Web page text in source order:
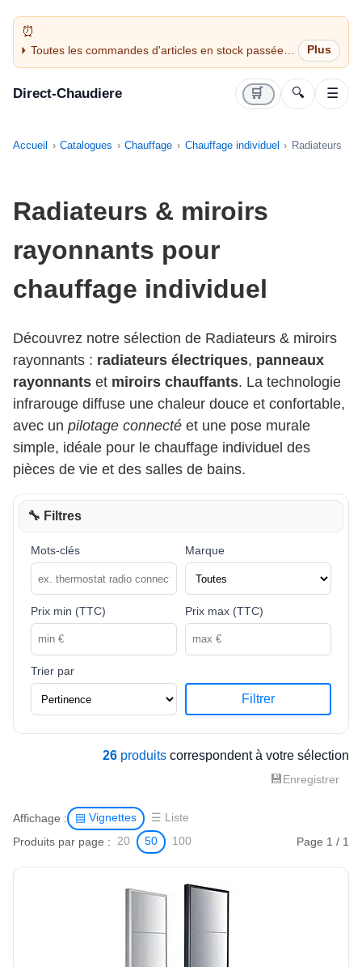
Toutes les commandes d'articles en stock passées
avant 14H sont expédiées le jour même (jours
Direct-Chaudiere 🛒 🔍 ☰
Accueil Catalogues Chauffage Chauffage individuel Radiateurs
Radiateurs & miroirs
rayonnants pour
chauffage individuel
Découvrez notre sélection de Radiateurs & miroirs
rayonnants : radiateurs électriques, panneaux
rayonnants et miroirs chauffants. La technologie
infrarouge diffuse une chaleur douce et confortable,
avec un pilotage connecté et une pose murale
simple, idéale pour le chauffage individuel des
pièces de vie et des salles de bains.
🔧 Filtres
Mots-clés Marque
Prix min (TTC) Prix max (TTC)
Trier par
Filtrer
26 produits correspondent à votre sélection
💾Enregistrer
Affichage : ▤ Vignettes ☰ Liste
Produits par page : 20 50 100 Page 1 / 1